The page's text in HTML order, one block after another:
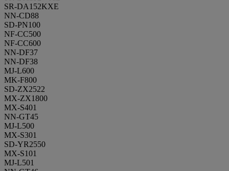
SR-DA152KXE
NN-CD88
SD-PN100
NF-CC500
NF-CC600
NN-DF37
NN-DF38
MJ-L600
MK-F800
SD-ZX2522
MX-ZX1800
MX-S401
NN-GT45
MJ-L500
MX-S301
SD-YR2550
MX-S101
MJ-L501